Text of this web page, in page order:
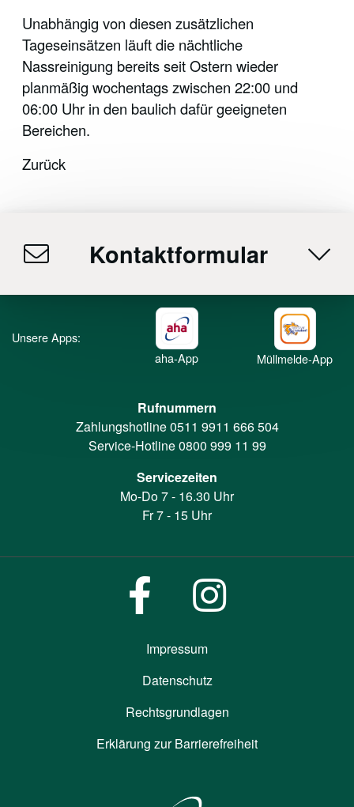
Unabhängig von diesen zusätzlichen
Tageseinsätzen läuft die nächtliche
Nassreinigung bereits seit Ostern wieder
planmäßig wochentags zwischen 22:00 und
06:00 Uhr in den baulich dafür geeigneten
Bereichen.
Zurück
Kontaktformular
Unsere Apps:
aha-App
Müllmelde-App
Rufnummern
Zahlungshotline0511 9911 666 504
Service-Hotline0800 999 11 99
Servicezeiten
Mo-Do 7 - 16.30 Uhr
Fr 7 - 15 Uhr
Impressum
Datenschutz
Rechtsgrundlagen
Erklärung zur Barrierefreiheit